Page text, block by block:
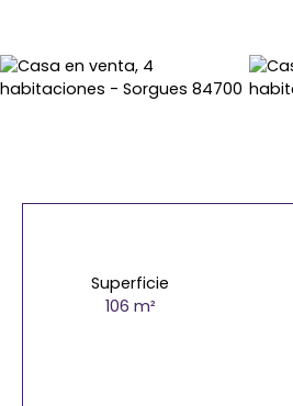
Superficie
106 m²